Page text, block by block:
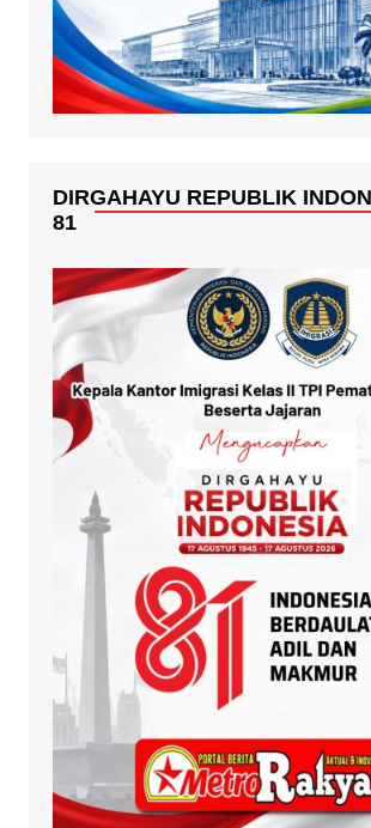
DIRGAHAYU REPUBLIK
81